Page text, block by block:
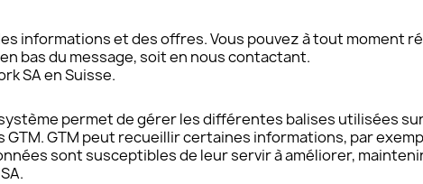
informations et des offres. Vous pouvez à tout moment
bas du message, soit en nous contactant.
SA en Suisse.
permet de gérer les différentes balises utilisées
GTM peut recueillir certaines informations, par
sont susceptibles de leur servir à améliorer,